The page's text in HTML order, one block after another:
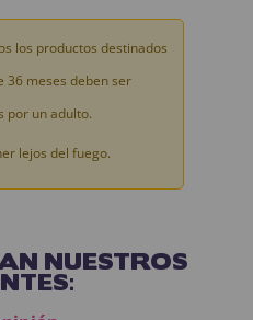
los productos destinados
36 meses deben ser
por un adulto.
lejos del fuego.
NUESTROS